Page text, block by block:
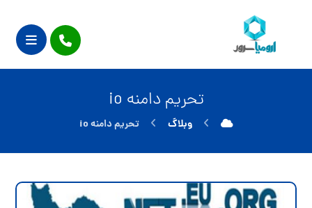
تحریم دامنه io
وبلاگ تحریم دامنه io